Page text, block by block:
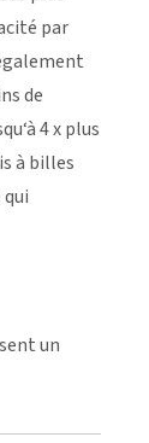
par
de
4 x plus
à billes
un